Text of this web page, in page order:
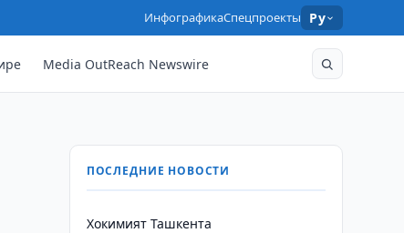
ИнфографикаСпецпроекты Ру
Media OutReach Newswire
ПОСЛЕДНИЕ НОВОСТИ
Хокимият Ташкента